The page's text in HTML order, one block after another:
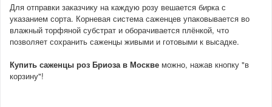
Для отправки заказчику на каждую розу вешается бирка с
указанием сорта. Корневая система саженцев упаковывается во
влажный торфяной субстрат и оборачивается плёнкой, что
позволяет сохранить саженцы живыми и готовыми к высадке.
Купить саженцы роз Бриоза в Москве можно, нажав кнопку "в
корзину"!